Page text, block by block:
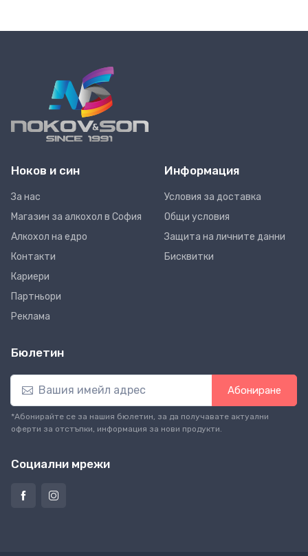
Ноков и син
За нас
Магазин за алкохол в София
Алкохол на едро
Контакти
Кариери
Партньори
Реклама
Информация
Условия за доставка
Общи условия
Защита на личните данни
Бисквитки
Бюлетин
Абониране
*Абонирайте се за нашия бюлетин, за да получавате актуални
оферти за отстъпки, информация за нови продукти.
Социални мрежи